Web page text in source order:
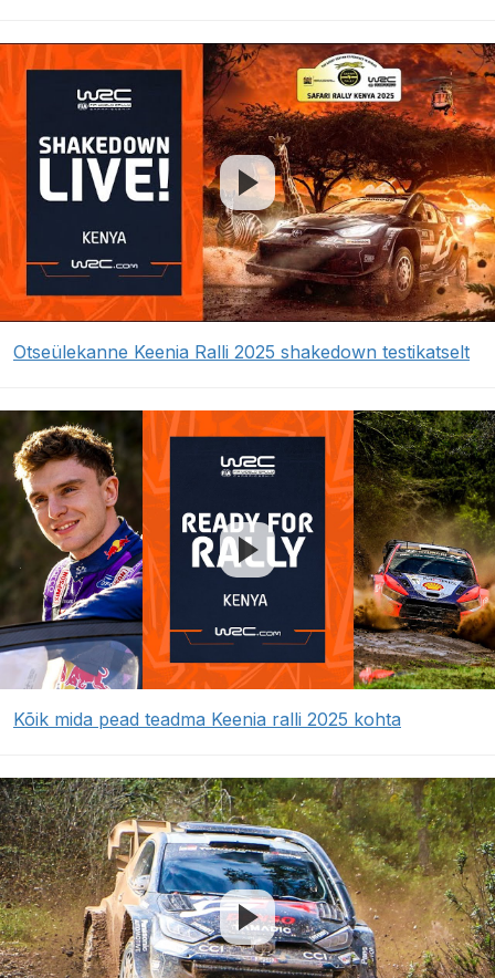
Otseülekanne Keenia Ralli 2025 shakedown testikatselt
Kõik mida pead teadma Keenia ralli 2025 kohta